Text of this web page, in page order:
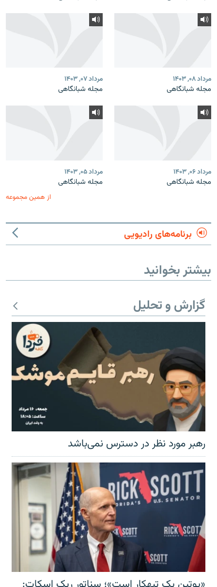
مرداد ۰۸, ۱۴۰۳
مجله شبانگاهی
مرداد ۰۷, ۱۴۰۳
مجله شبانگاهی
مرداد ۰۶, ۱۴۰۳
مجله شبانگاهی
مرداد ۰۵, ۱۴۰۳
مجله شبانگاهی
از همین مجموعه
برنامه‌های رادیویی
بیشتر بخوانید
گزارش و تحلیل
رهبر مورد نظر در دسترس نمی‌باشد